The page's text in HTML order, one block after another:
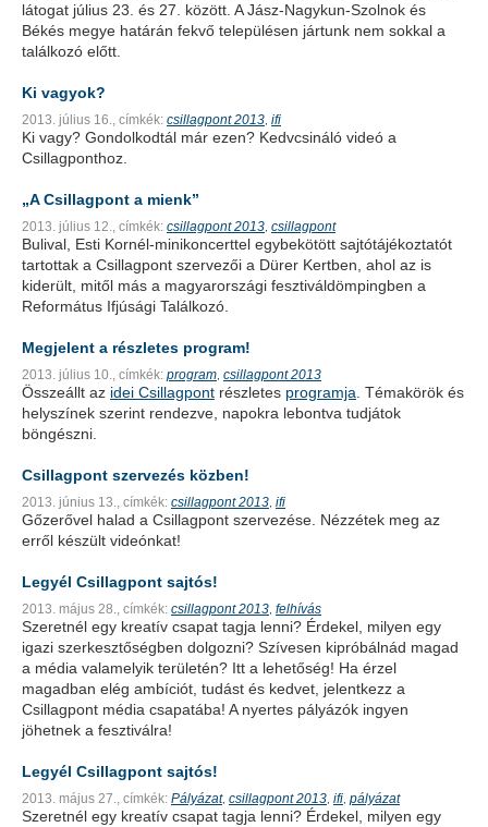
látogat július 23. és 27. között. A Jász-Nagykun-Szolnok és
Békés megye határán fekvő településen jártunk nem sokkal a
találkozó előtt.
Ki vagyok?
2013. július 16., címkék: csillagpont 2013 ifi
Ki vagy? Gondolkodtál már ezen? Kedvcsináló videó a
Csillagponthoz.
„A Csillagpont a mienk”
2013. július 12., címkék: csillagpont 2013 csillagpont
Bulival, Esti Kornél-minikoncerttel egybekötött sajtótájékoztatót
tartottak a Csillagpont szervezői a Dürer Kertben, ahol az is
kiderült, mitől más a magyarországi fesztiváldömpingben a
Református Ifjúsági Találkozó.
Megjelent a részletes program!
2013. július 10., címkék: program csillagpont 2013
Összeállt az idei Csillagpont részletes programja . Témakörök és
helyszínek szerint rendezve, napokra lebontva tudjátok
böngészni.
Csillagpont szervezés közben!
2013. június 13., címkék: csillagpont 2013 ifi
Gőzerővel halad a Csillagpont szervezése. Nézzétek meg az
erről készült videónkat!
Legyél Csillagpont sajtós!
2013. május 28., címkék: csillagpont 2013 felhívás
Szeretnél egy kreatív csapat tagja lenni? Érdekel, milyen egy
igazi szerkesztőségben dolgozni? Szívesen kipróbálnád magad
a média valamelyik területén? Itt a lehetőség! Ha érzel
magadban elég ambíciót, tudást és kedvet, jelentkezz a
Csillagpont média csapatába! A nyertes pályázók ingyen
jöhetnek a fesztiválra!
Legyél Csillagpont sajtós!
2013. május 27., címkék: Pályázat, csillagpont 2013 ifi pályázat
Szeretnél egy kreatív csapat tagja lenni? Érdekel, milyen egy